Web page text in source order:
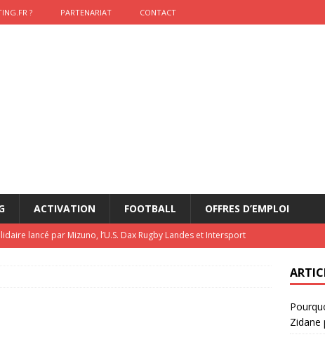
? PARTENARIAT CONTACT
ACTIVATION FOOTBALL OFFRES D’EMPLOI
lancé par Mizuno, l’U.S. Dax Rugby Landes et Intersport
: vendre une sensation plutôt qu’un chrono
Zidane